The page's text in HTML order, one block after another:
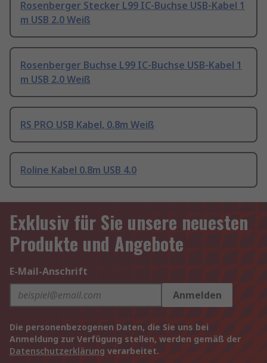
Rosenberger Stecker L99 IC-Buchse USB-Kabel 1
m USB 2.0 Weiß
Rosenberger Buchse L99 IC-Buchse USB-Kabel 1
m USB 2.0 Weiß
RS PRO USB Kabel, 0.8m Weiß
Roline Kabel 0.8m USB 4.0
Exklusiv für Sie unsere neuesten
Produkte und Angebote
E-Mail-Anschrift
Anmelden
Die personenbezogenen Daten, die Sie uns bei
Anmeldung zur Verfügung stellen, werden gemäß der
Datenschutzerklärung verarbeitet.